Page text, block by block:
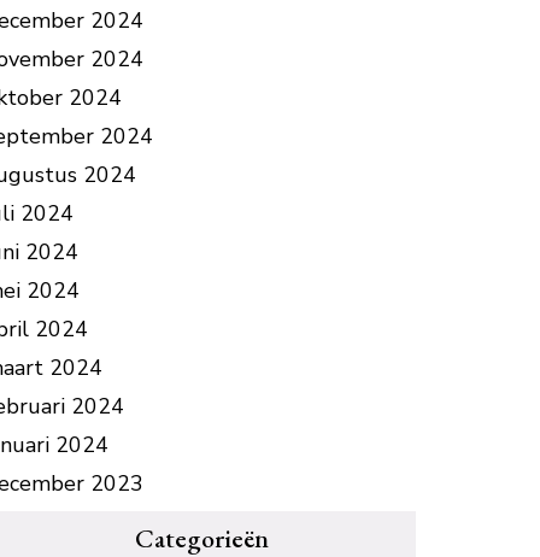
2024
2024
2024
2024
2024
2024
2024
2024
2024
2024
2024
2024
2023
Categorieën